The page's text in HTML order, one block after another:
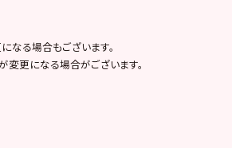
なる場合もございます。
変更になる場合がございます。